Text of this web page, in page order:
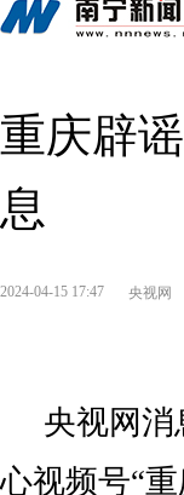
重庆辟
息
2024-04-15 17:47 央视网
央视网
心视频号“